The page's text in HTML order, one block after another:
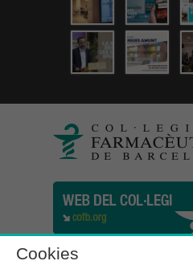
Cookies